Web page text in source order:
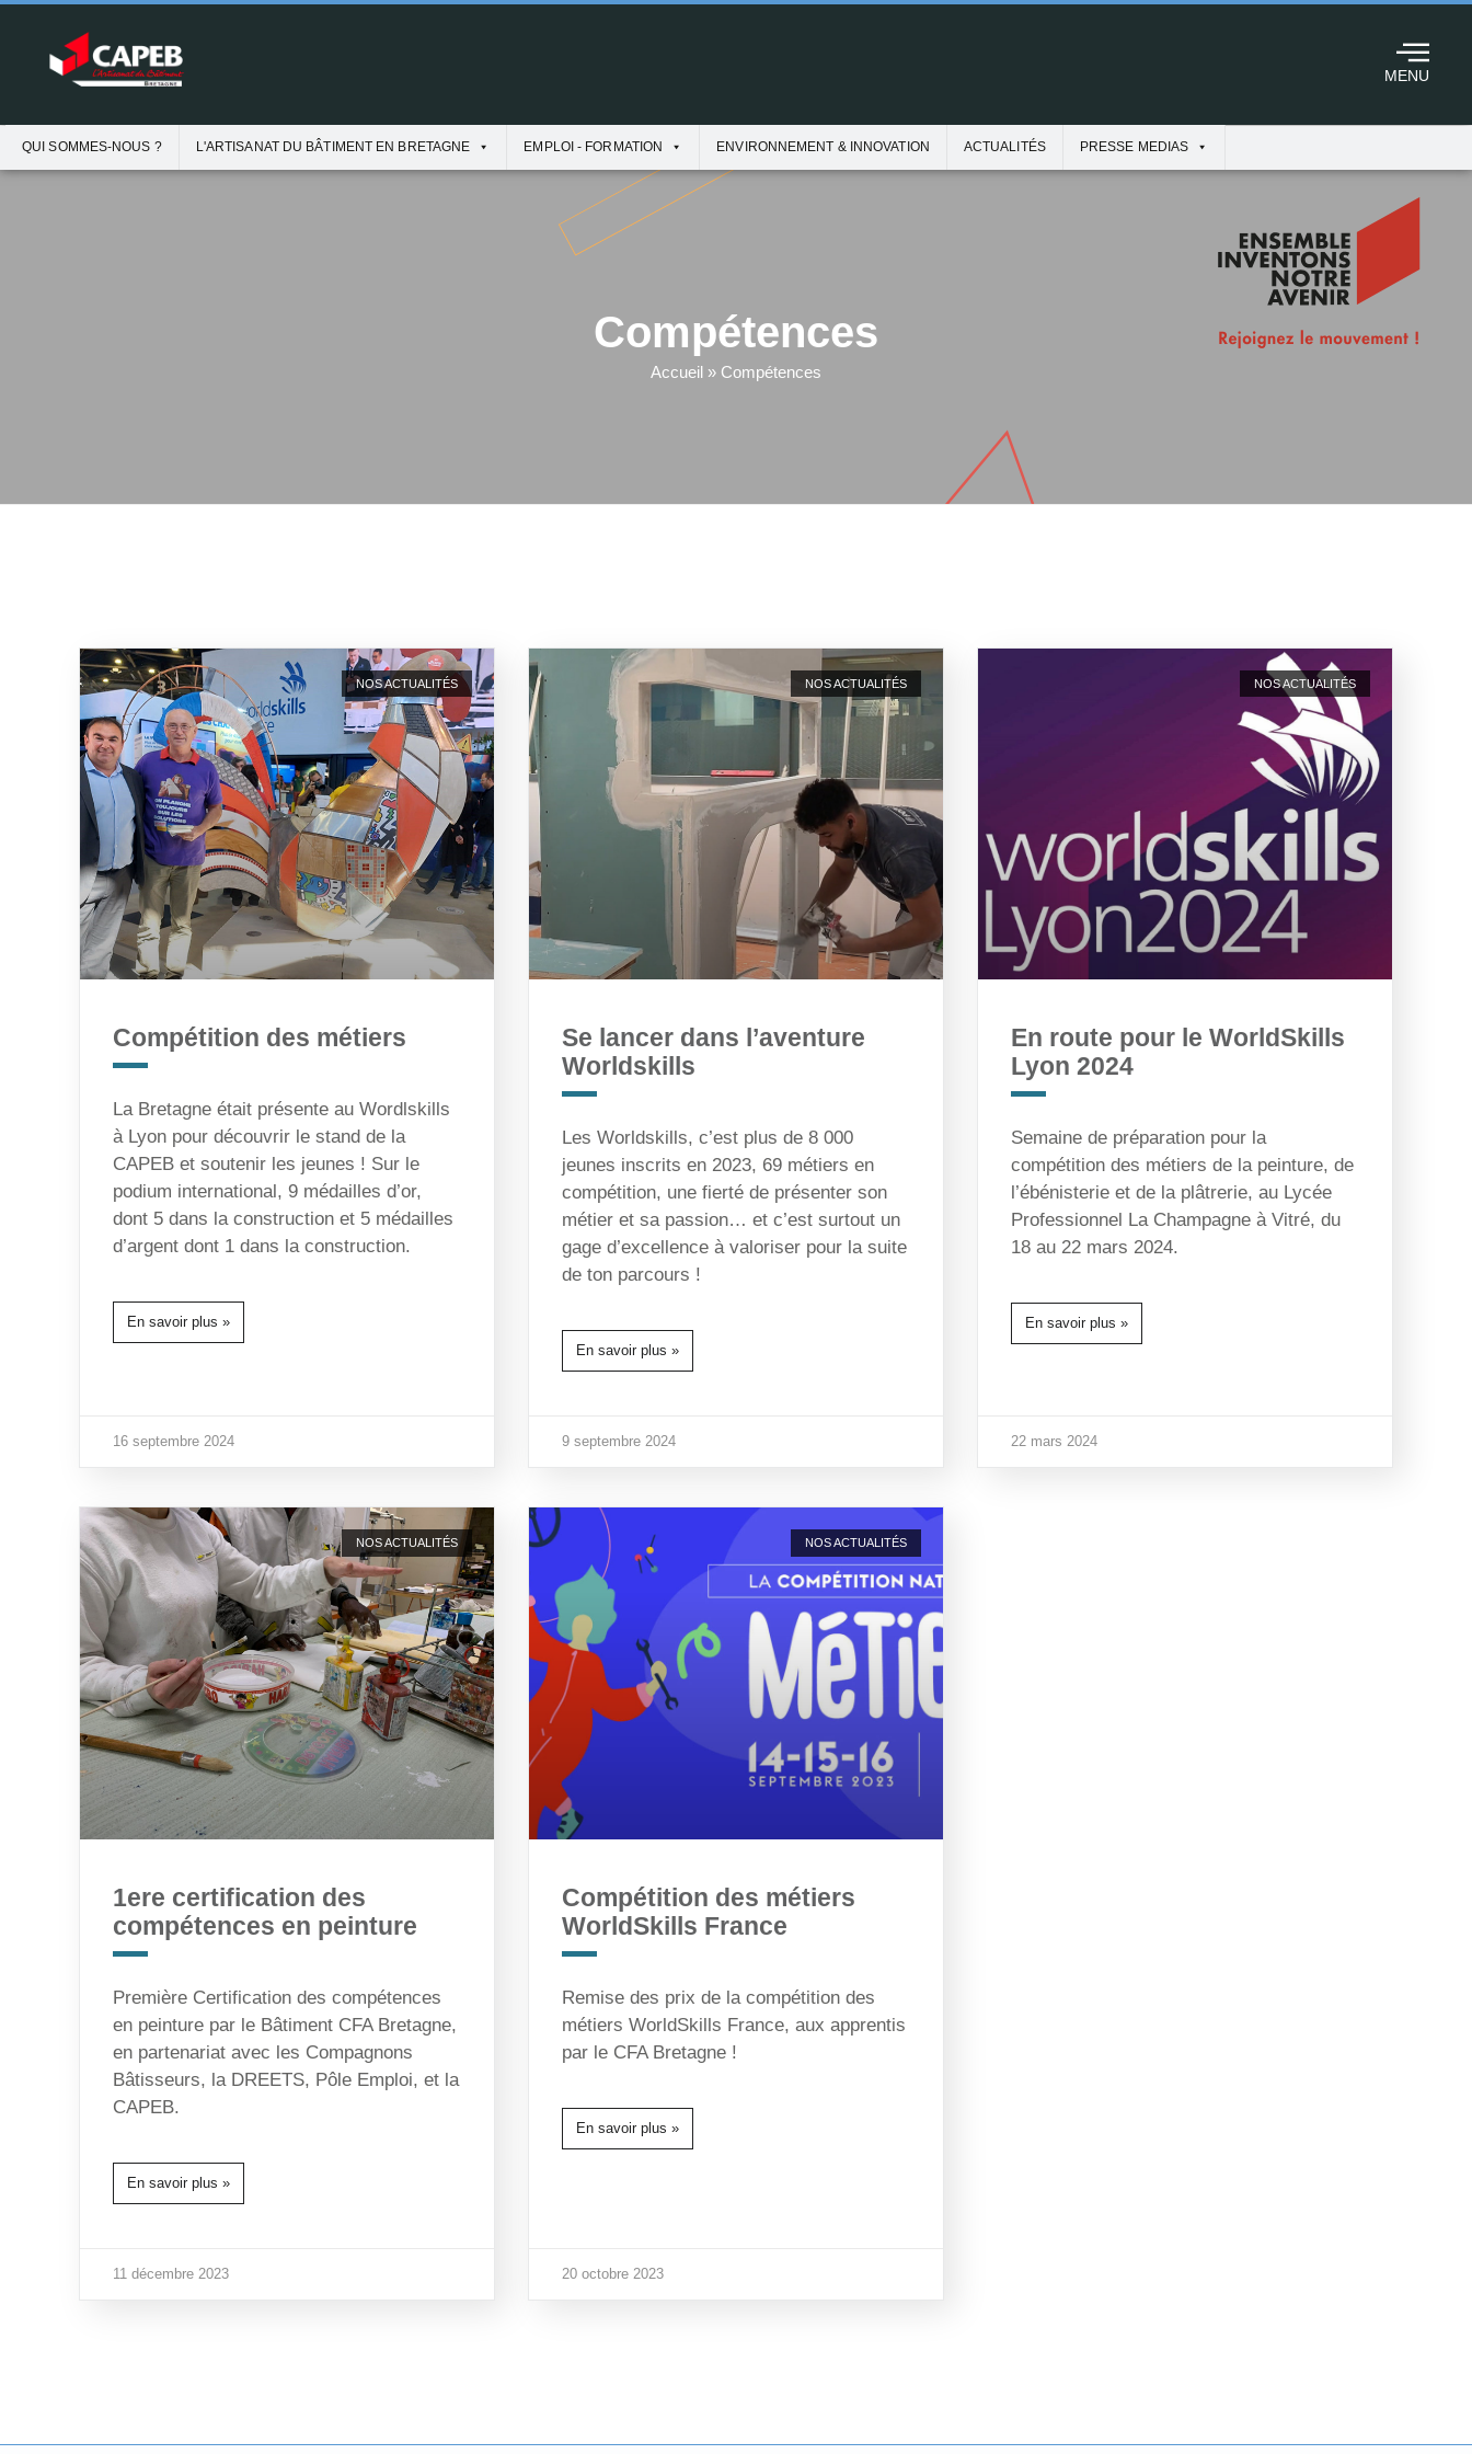
MENU
QUI SOMMES-NOUS ? L'ARTISANAT DU BÂTIMENT EN BRETAGNE EMPLOI - FORMATION ENVIRONNEMENT & INNOVATION ACTUALITÉS PRESSE MEDIAS
Compétences
Accueil » Compétences
NOS ACTUALITÉS
Compétition des métiers
La Bretagne était présente au Wordlskills
à Lyon pour découvrir le stand de la
CAPEB et soutenir les jeunes ! Sur le
podium international, 9 médailles d’or,
dont 5 dans la construction et 5 médailles
d’argent dont 1 dans la construction.
En savoir plus »
16 septembre 2024
NOS ACTUALITÉS
Se lancer dans l’aventure
Worldskills
Les Worldskills, c’est plus de 8 000
jeunes inscrits en 2023, 69 métiers en
compétition, une fierté de présenter son
métier et sa passion… et c’est surtout un
gage d’excellence à valoriser pour la suite
de ton parcours !
En savoir plus »
9 septembre 2024
NOS ACTUALITÉS
En route pour le WorldSkills
Lyon 2024
Semaine de préparation pour la
compétition des métiers de la peinture, de
l’ébénisterie et de la plâtrerie, au Lycée
Professionnel La Champagne à Vitré, du
18 au 22 mars 2024.
En savoir plus »
22 mars 2024
NOS ACTUALITÉS
1ere certification des
compétences en peinture
Première Certification des compétences
en peinture par le Bâtiment CFA Bretagne,
en partenariat avec les Compagnons
Bâtisseurs, la DREETS, Pôle Emploi, et la
CAPEB.
En savoir plus »
11 décembre 2023
NOS ACTUALITÉS
Compétition des métiers
WorldSkills France
Remise des prix de la compétition des
métiers WorldSkills France, aux apprentis
par le CFA Bretagne !
En savoir plus »
20 octobre 2023